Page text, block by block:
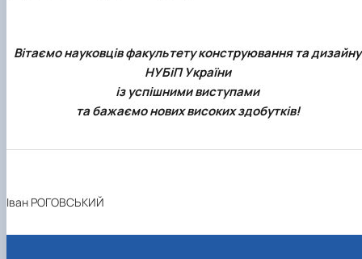
Вітаємо науковців факультету конструювання та дизайну
НУБіП України
із успішними виступами
та бажаємо нових високих здобутків!
Іван РОГОВСЬКИЙ